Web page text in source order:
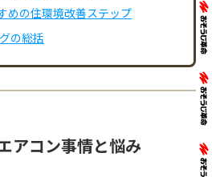
めの住環境改善ステップ
の総括
アコン事情と悩み